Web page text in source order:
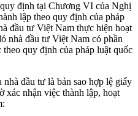
định tại Chương VI của Nghị
lập theo quy định của pháp
đầu tư Việt Nam thực hiện hoạt
nhà đầu tư Việt Nam có phần
quy định của pháp luật quốc
đầu tư là bản sao hợp lệ giấy
xác nhận việc thành lập, hoạt